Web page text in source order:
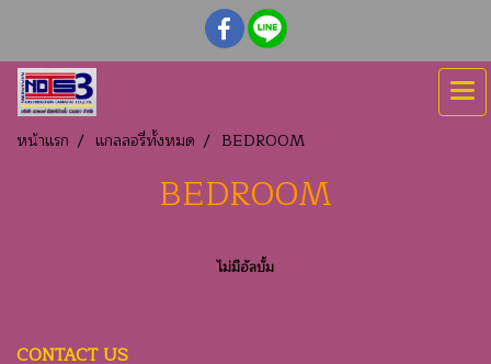
หน้าแรก แกลลอรี่ทั้งหมด BEDROOM
BEDROOM
ไม่มีอัลบั้ม
CONTACT US